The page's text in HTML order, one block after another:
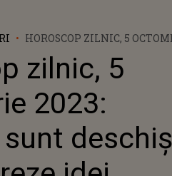
HOROSCOP ZILNIC, 5
EXPLOREZE IDEI
BALANȚELE AU O DOZĂ
GENEROASĂ DE INSPIRAȚIE ȘI
OPTIMISM LA LOCUL DE
zilnic, 5
2023: